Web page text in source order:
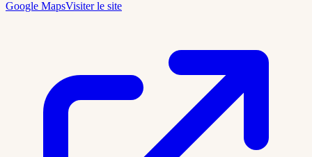
Google MapsVisiter le site